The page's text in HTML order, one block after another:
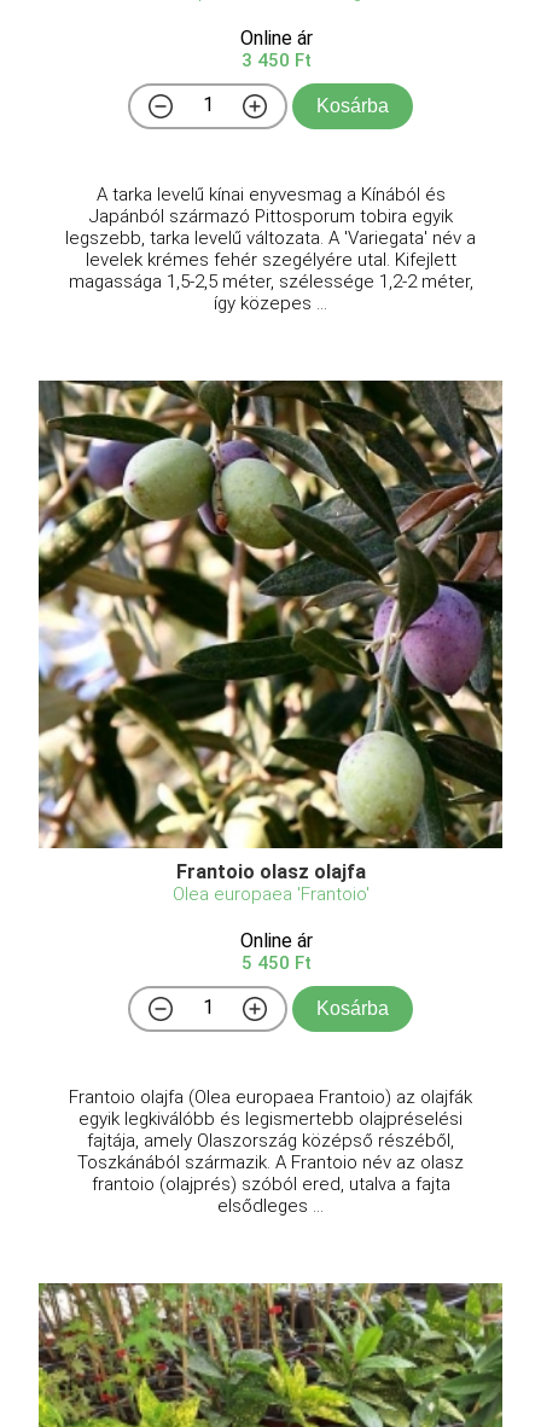
Online ár
3 450 Ft
Kosárba
A tarka levelű kínai enyvesmag a Kínából és
Japánból származó Pittosporum tobira egyik
legszebb, tarka levelű változata. A 'Variegata' név a
levelek krémes fehér szegélyére utal. Kifejlett
magassága 1,5-2,5 méter, szélessége 1,2-2 méter,
így közepes ...
Frantoio olasz olajfa
Olea europaea 'Frantoio'
Online ár
5 450 Ft
Kosárba
Frantoio olajfa (Olea europaea Frantoio) az olajfák
egyik legkiválóbb és legismertebb olajpréselési
fajtája, amely Olaszország középső részéből,
Toszkánából származik. A Frantoio név az olasz
frantoio (olajprés) szóból ered, utalva a fajta
elsődleges ...